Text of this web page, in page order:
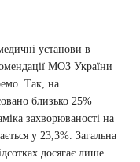
установи в
МОЗ України
Так, на
близько 25%
захворюваності на
у 23,3%. Загальна
досягає лише